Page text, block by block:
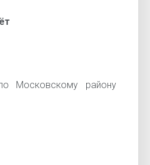
Московскому району